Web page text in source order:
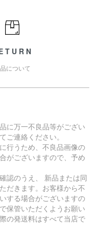
について
に万一不良品等がござい
ご連絡ください。
行うため、不良品画像の
がございますので、予め
認のうえ、 新品または同
だきます。お客様から不
する場合がございますの
保管いただくようお願い
の発送料はすべて当店で